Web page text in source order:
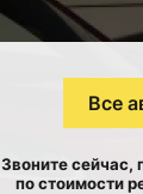
Все
Звоните сейчас,
по стоимости